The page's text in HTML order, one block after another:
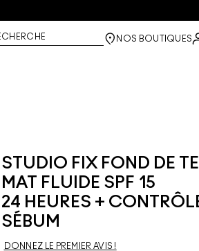
NOS BOUTIQUES
STUDIO FIX FOND DE
MAT FLUIDE SPF 15
24 HEURES +
SÉBUM
DONNEZ LE PREMIER AVIS !